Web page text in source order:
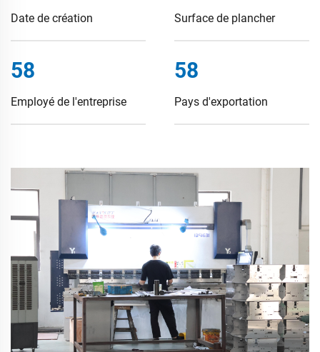
Date de création Surface de plancher
88
Employé de l'entreprise
88
Pays d'exportation